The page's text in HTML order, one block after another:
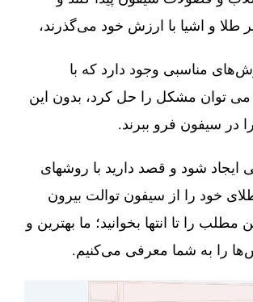
طلا و اشیا با ارزش خود می‌گذرند،
مناسبی وجود دارد که با
می توان مشکل را حل کرد، بدون این
در سیفون فرو ببرند.
ایجاد شود و قصد دارید با روشهای
خود را از سیفون توالت بیرون
مطلب را تا انتها بخوانید؛ ما بهترین و
را به شما معرفی می‌کنیم.